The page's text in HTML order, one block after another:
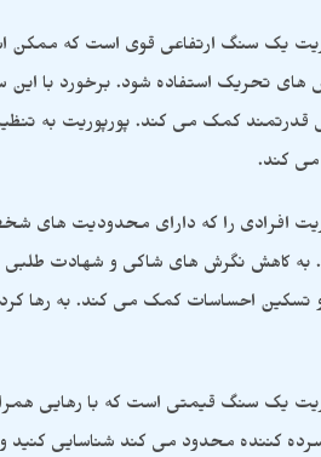
یک سنگ ارتفاعی قوی است که ممکن
های تحریک استفاده شود. برخورد با
قدرتمند کمک می کند. پورپوریت به
کند.
افرادی را که دارای محدودیت های
به کاهش نگرش های شاکی و شهادت
تسکین احساسات کمک می کند. به رها
یک سنگ قیمتی است که با رهایی
کننده محدود می کند شناسایی